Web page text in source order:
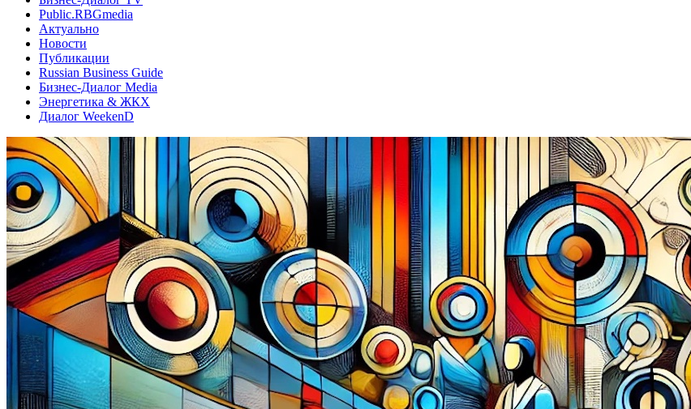
Public.RBGmedia
Актуально
Новости
Публикации
Russian Business Guide
Бизнес-Диалог Media
Энергетика & ЖКХ
Диалог WeekenD